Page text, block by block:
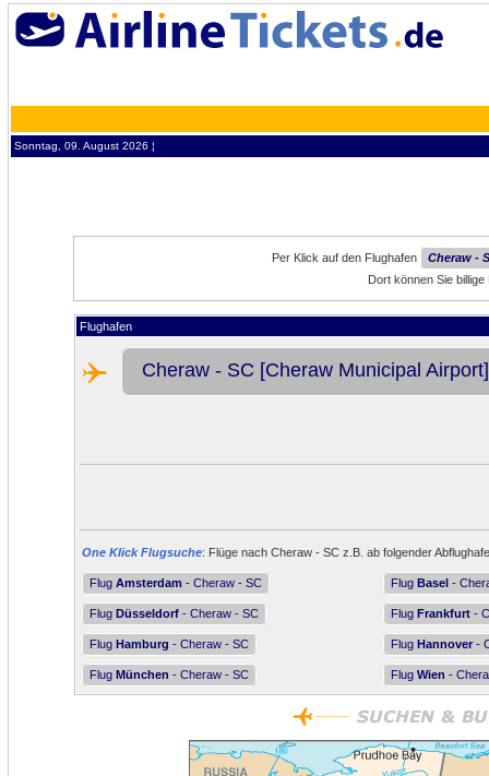
Sonntag, 09. August 2026 ¦
Per Klick auf den Flughafen
Cheraw -
Dort können Sie
Flughafen
Cheraw - SC [Cheraw Municipal Airport]
One Klick Flugsuche: Flüge nach Cheraw - SC z.B. ab folgender
Flug Amsterdam - Cheraw - SC Flug Basel -
Flug Düsseldorf - Cheraw - SC Flug Frankfurt -
Flug Hamburg - Cheraw - SC Flug Hannover -
Flug München - Cheraw - SC Flug Wien -